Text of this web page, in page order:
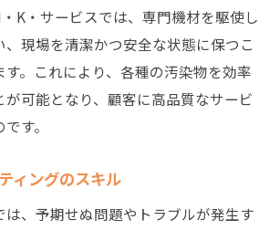
K・サービスでは、専門機材を駆使し
、現場を清潔かつ安全な状態に保つこ
す。これにより、各種の汚染物を効率
が可能となり、顧客に高品質なサービ
す。
ィングのスキル
は、予期せぬ問題やトラブルが発生す